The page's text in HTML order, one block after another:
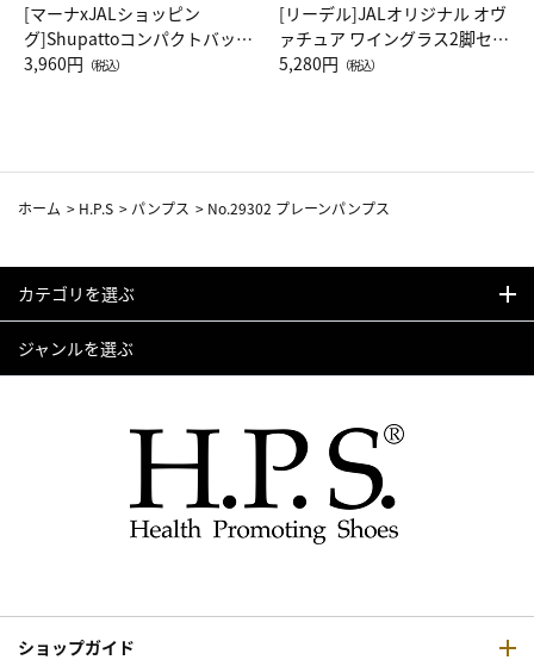
[マーナxJALショッピン
グ]Shupattoコンパクトバッグ
Drop JAL客室乗務員（LC）ス
3,960円 （税込）
[リーデル]JALオリジナル オヴ
ァチュア ワイングラス2脚セッ
ト（レッドワイン）
5,280円 （税込）
ホーム > H.P.S > パンプス > No.29302 プレーンパンプス
カテゴリを選ぶ
ジャンルを選ぶ
ショップガイド